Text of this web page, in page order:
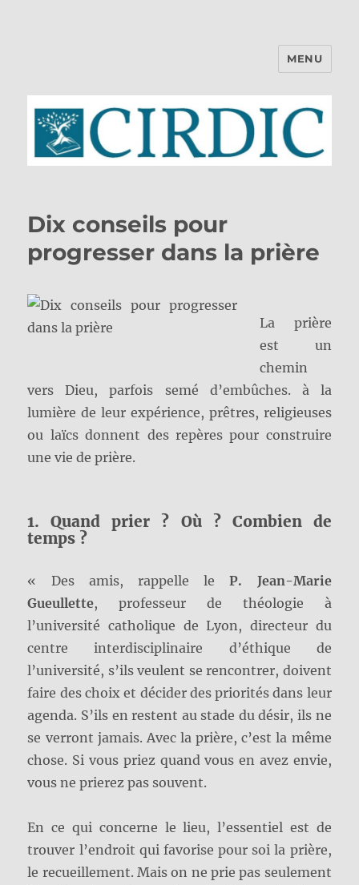
MENU
Dix conseils pour
progresser dans la prière
La prière
est un
chemin
vers Dieu, parfois semé d’embûches. à la
lumière de leur expérience, prêtres, religieuses
ou laïcs donnent des repères pour construire
une vie de prière.
1. Quand prier ? Où ? Combien de
temps ?
« Des amis, rappelle leP. Jean-Marie
Gueullette, professeur de théologie à
l’université catholique de Lyon, directeur du
centre interdisciplinaire d’éthique de
l’université, s’ils veulent se rencontrer, doivent
faire des choix et décider des priorités dans leur
agenda. S’ils en restent au stade du désir, ils ne
se verront jamais. Avec la prière, c’est la même
chose. Si vous priez quand vous en avez envie,
vous ne prierez pas souvent.
En ce qui concerne le lieu, l’essentiel est de
trouver l’endroit qui favorise pour soi la prière,
le recueillement. Mais on ne prie pas seulement